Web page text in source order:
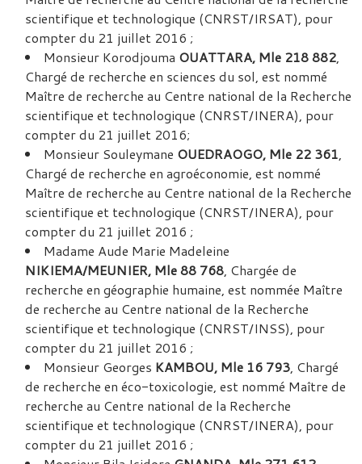
scientifique et technologique (CNRST/IRSAT), pour
compter du 21 juillet 2016 ;
Monsieur Korodjouma OUATTARA, Mle 218 882,
Chargé de recherche en sciences du sol, est nommé
Maître de recherche au Centre national de la Recherche
scientifique et technologique (CNRST/INERA), pour
compter du 21 juillet 2016;
Monsieur Souleymane OUEDRAOGO, Mle 22 361,
Chargé de recherche en agroéconomie, est nommé
Maître de recherche au Centre national de la Recherche
scientifique et technologique (CNRST/INERA), pour
compter du 21 juillet 2016 ;
Madame Aude Marie Madeleine
NIKIEMA/MEUNIER, Mle 88 768, Chargée de
recherche en géographie humaine, est nommée Maître
de recherche au Centre national de la Recherche
scientifique et technologique (CNRST/INSS), pour
compter du 21 juillet 2016 ;
Monsieur Georges KAMBOU, Mle 16 793, Chargé
de recherche en éco-toxicologie, est nommé Maître de
recherche au Centre national de la Recherche
scientifique et technologique (CNRST/INERA), pour
compter du 21 juillet 2016 ;